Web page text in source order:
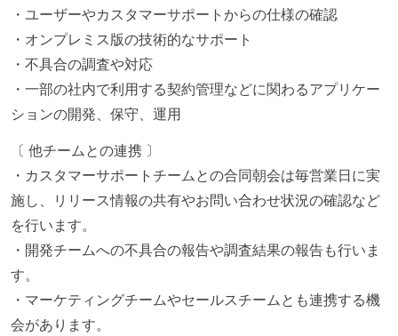
・ユーザーやカスタマーサポートからの仕様の確認
・オンプレミス版の技術的なサポート
・不具合の調査や対応
・一部の社内で利用する契約管理などに関わるアプリケー
ションの開発、保守、運用
〔 他チームとの連携 〕
・カスタマーサポートチームとの合同朝会は毎営業日に実
施し、リリース情報の共有やお問い合わせ状況の確認など
を行います。
・開発チームへの不具合の報告や調査結果の報告も行いま
す。
・マーケティングチームやセールスチームとも連携する機
会があります。